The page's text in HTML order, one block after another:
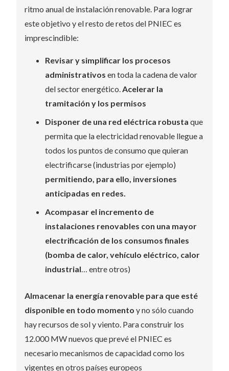
ritmo anual de instalación renovable. Para lograr
este objetivo y el resto de retos del PNIEC es
imprescindible:
Revisar y simplificar los procesos
administrativos en toda la cadena de valor
del sector energético.Acelerar la
tramitación y los permisos
Disponer de una red eléctrica robusta que
permita que la electricidad renovable llegue a
todos los puntos de consumo que quieran
electrificarse (industrias por ejemplo)
permitiendo, para ello, inversiones
anticipadas en redes.
Acompasar el incremento de
instalaciones renovables con una mayor
electrificación de los consumos finales
(bomba de calor, vehículo eléctrico, calor
industrial… entre otros)
Almacenar la energía renovable para que esté
disponible en todo momento y no sólo cuando
hay recursos de sol y viento. Para construir los
12.000 MW nuevos que prevé el PNIEC es
necesario mecanismos de capacidad como los
vigentes en otros países europeos